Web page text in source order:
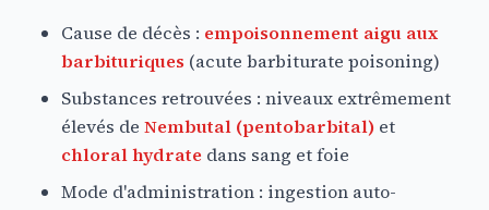
Cause de décès : empoisonnement aigu aux
barbituriques (acute barbiturate poisoning)
Substances retrouvées : niveaux extrêmement
élevés de Nembutal (pentobarbital) et
chloral hydrate dans sang et foie
Mode d'administration : ingestion auto-